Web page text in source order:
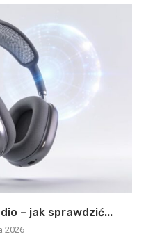
– jak sprawdzić...
2026